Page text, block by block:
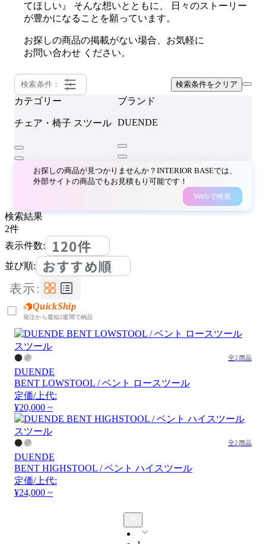
てほしい』 そんな想いとともに、 日々のストーリー
が豊かになることを願っています。
お探しの商品の掲載がない場合、お気軽に
お問い合わせ ください。
検索条件： 検索条件をクリア
カテゴリー
チェア・椅子 スツール
ブランド
DUENDE
お探しの商品が見つかりませんか？INTERIOR BASEでは、
外部サイトの商品でもお見積もり可能です！
Webで検索
検索結果
2件
表示件数:
120件
並び順: おすすめ順
表示:
QuickShip
発注から最短2週間で納品
全2商品
DUENDE
BENT LOWSTOOL / ベント ロースツール
定価/上代:
¥20,000 ~
全2商品
DUENDE
BENT HIGHSTOOL / ベント ハイスツール
定価/上代:
¥24,000 ~